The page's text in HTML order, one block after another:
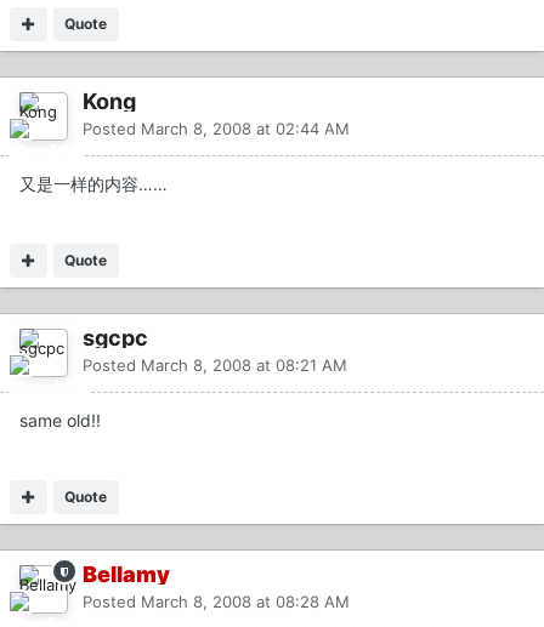
Quote
Kong
Posted March 8, 2008 at 02:44 AM
又是一样的内容……
Quote
sgcpc
Posted March 8, 2008 at 08:21 AM
same old!!
Quote
Bellamy
Posted March 8, 2008 at 08:28 AM